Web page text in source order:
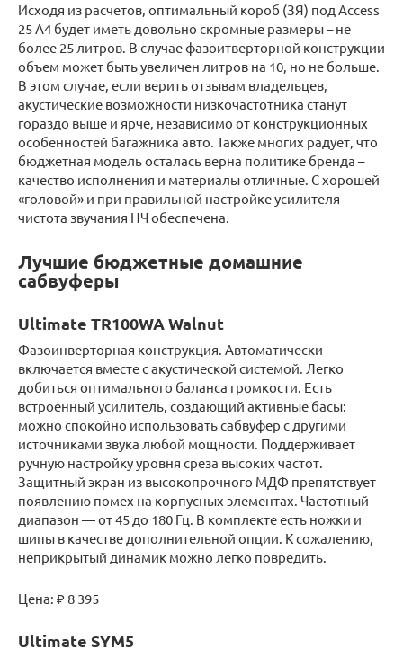
Исходя из расчетов, оптимальный короб (ЗЯ) под Access
25 A4 будет иметь довольно скромные размеры – не
более 25 литров. В случае фазоитверторной конструкции
объем может быть увеличен литров на 10, но не больше.
В этом случае, если верить отзывам владельцев,
акустические возможности низкочастотника станут
гораздо выше и ярче, независимо от конструкционных
особенностей багажника авто. Также многих радует, что
бюджетная модель осталась верна политике бренда –
качество исполнения и материалы отличные. С хорошей
«головой» и при правильной настройке усилителя
чистота звучания НЧ обеспечена.
Лучшие бюджетные домашние
сабвуферы
Ultimate TR100WA Walnut
Фазоинверторная конструкция. Автоматически
включается вместе с акустической системой. Легко
добиться оптимального баланса громкости. Есть
встроенный усилитель, создающий активные басы:
можно спокойно использовать сабвуфер с другими
источниками звука любой мощности. Поддерживает
ручную настройку уровня среза высоких частот.
Защитный экран из высокопрочного МДФ препятствует
появлению помех на корпусных элементах. Частотный
диапазон — от 45 до 180 Гц. В комплекте есть ножки и
шипы в качестве дополнительной опции. К сожалению,
неприкрытый динамик можно легко повредить.
Цена: ₽ 8 395
Ultimate SYM5